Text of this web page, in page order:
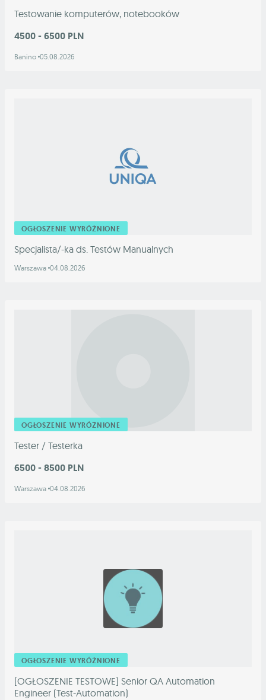
Testowanie komputerów, notebooków
4500 - 6500 PLN
Banino 05.08.2026
OGŁOSZENIE WYRÓŻNIONE
Specjalista/-ka ds. Testów Manualnych
Warszawa 04.08.2026
OGŁOSZENIE WYRÓŻNIONE
Tester / Testerka
6500 - 8500 PLN
Warszawa 04.08.2026
OGŁOSZENIE WYRÓŻNIONE
[OGŁOSZENIE TESTOWE] Senior QA Automation
Engineer (Test-Automation)